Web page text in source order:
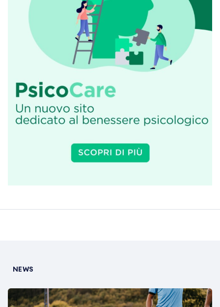
NEWS